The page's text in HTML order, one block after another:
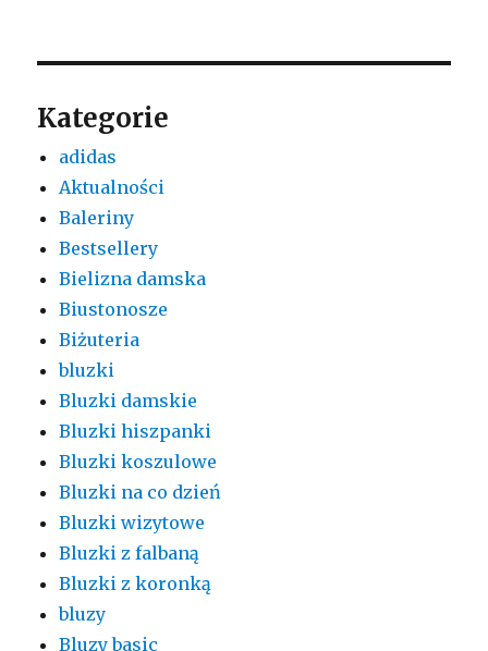
Kategorie
adidas
Aktualności
Baleriny
Bestsellery
Bielizna damska
Biustonosze
Biżuteria
bluzki
Bluzki damskie
Bluzki hiszpanki
Bluzki koszulowe
Bluzki na co dzień
Bluzki wizytowe
Bluzki z falbaną
Bluzki z koronką
bluzy
Bluzy basic